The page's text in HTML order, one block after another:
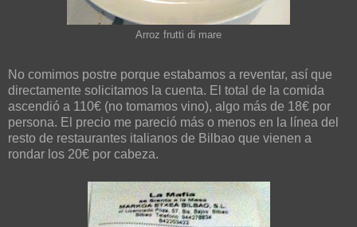
Arroz frutti di mare
No comimos postre porque estabamos a reventar, así que
directamente solicitamos la cuenta. El total de la comida
ascendió a 110€ (no tomamos vino), algo más de 18€ por
persona. El precio me pareció más o menos en la línea del
resto de restaurantes italianos de Bilbao que vienen a
rondar los 20€ por cabeza.